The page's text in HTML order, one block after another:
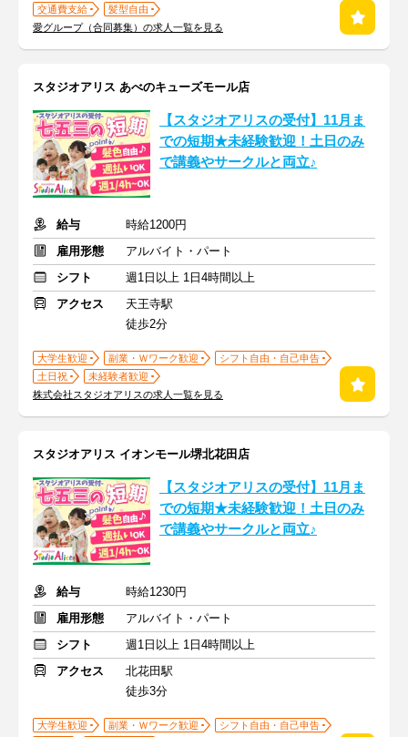
交通費支給
髪型自由
愛グループ（合同募集）の求人一覧を見る
スタジオアリス あべのキューズモール店
【スタジオアリスの受付】11月ま
での短期★未経験歓迎！土日のみ
で講義やサークルと両立♪
給与
時給1200円
雇用形態
アルバイト・パート
シフト
週1日以上 1日4時間以上
アクセス
天王寺駅
徒歩2分
大学生歓迎 副業・Ｗワーク歓迎
シフト自由・自己申告
土日祝
未経験者歓迎
株式会社スタジオアリスの求人一覧を見る
スタジオアリス イオンモール堺北花田店
【スタジオアリスの受付】11月ま
での短期★未経験歓迎！土日のみ
で講義やサークルと両立♪
給与
時給1230円
雇用形態
アルバイト・パート
シフト
週1日以上 1日4時間以上
アクセス
北花田駅
徒歩3分
大学生歓迎 副業・Ｗワーク歓迎
シフト自由・自己申告